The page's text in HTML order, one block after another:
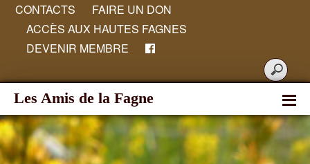
CONTACTS
FAIRE UN DON
ACCÈS AUX HAUTES FAGNES
DEVENIR MEMBRE
Les Amis de la Fagne